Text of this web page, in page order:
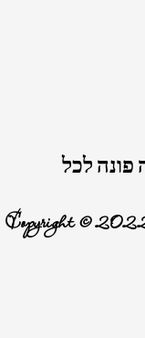
לכל
Copyright ©